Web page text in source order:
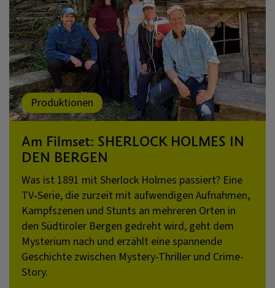
Produktionen
Am Filmset: SHERLOCK HOLMES IN
DEN BERGEN
Was ist 1891 mit Sherlock Holmes passiert? Eine
TV‑Serie, die zurzeit mit aufwendigen Aufnahmen,
Kampfszenen und Stunts an mehreren Orten in
den Südtiroler Bergen gedreht wird, geht dem
Mysterium nach und erzählt eine spannende
Geschichte zwischen Mystery-Thriller und Crime-
Story.